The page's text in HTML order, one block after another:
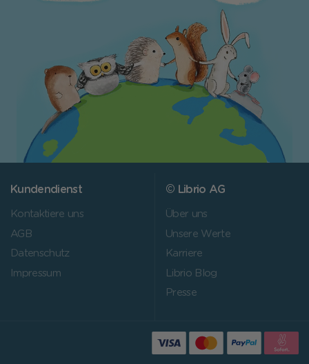
Kundendienst
Kontaktiere uns
AGB
Datenschutz
Impressum
© Librio AG
Über uns
Unsere Werte
Karriere
Librio Blog
Presse